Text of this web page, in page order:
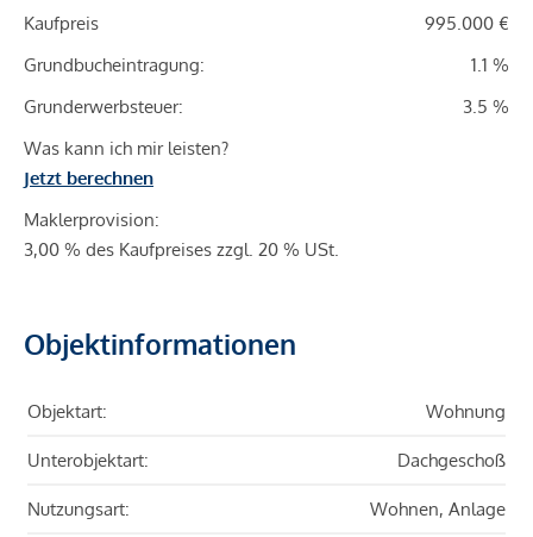
Kaufpreis
995.000 €
Grundbucheintragung:
1.1 %
Grunderwerbsteuer:
3.5 %
Was kann ich mir leisten?
Jetzt berechnen
Maklerprovision:
3,00 % des Kaufpreises zzgl. 20 % USt.
Objektinformationen
Objektart: Wohnung
Unterobjektart: Dachgeschoß
Nutzungsart: Wohnen, Anlage